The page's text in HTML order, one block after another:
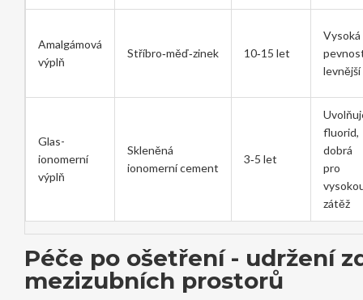
Amalgámová
výplň
Stříbro‑měď‑zinek 10‑15 let
Vysoká
levnější
Glas-
ionomerní
výplň
Skleněná
ionomerní cement
3‑5 let
fluorid,
dobrá
pro
zátěž
Péče po ošetření - udržení
mezizubních prostorů